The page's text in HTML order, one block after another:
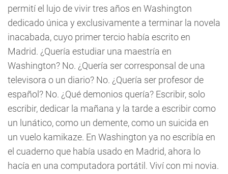
permití el lujo de vivir tres años en Washington
dedicado única y exclusivamente a terminar la novela
inacabada, cuyo primer tercio había escrito en
Madrid. ¿Quería estudiar una maestría en
Washington? No. ¿Quería ser corresponsal de una
televisora o un diario? No. ¿Quería ser profesor de
español? No. ¿Qué demonios quería? Escribir, solo
escribir, dedicar la mañana y la tarde a escribir como
un lunático, como un demente, como un suicida en
un vuelo kamikaze. En Washington ya no escribía en
el cuaderno que había usado en Madrid, ahora lo
hacía en una computadora portátil. Viví con mi novia.